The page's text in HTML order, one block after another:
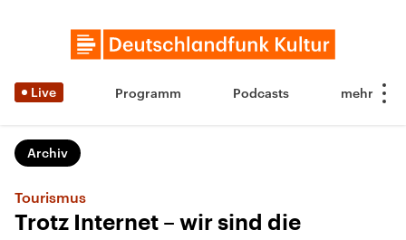
Live Programm Podcasts
Archiv
Tourismus
Trotz Internet – wir sind die